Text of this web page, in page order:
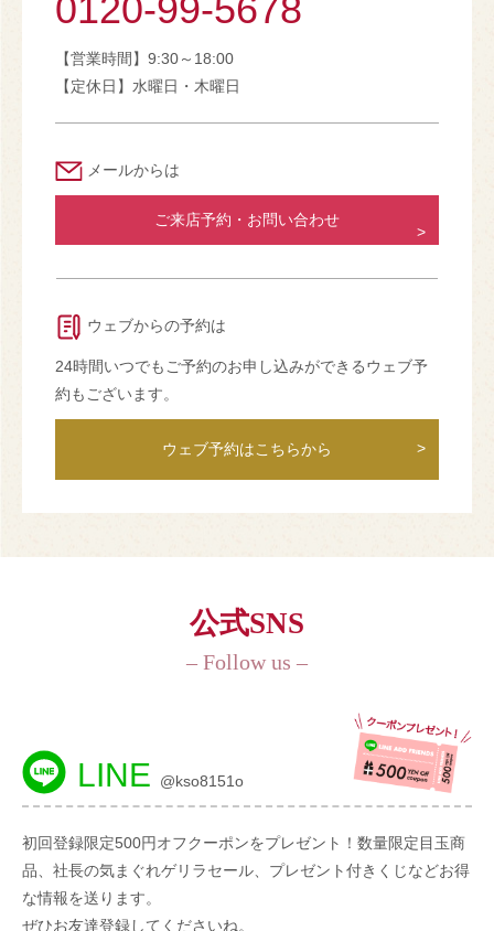
0120-99-5678
【営業時間】9:30～18:00
【定休日】水曜日・木曜日
メールからは
ご来店予約・お問い合わせ
ウェブからの予約は
24時間いつでもご予約のお申し込みができるウェブ予
約もございます。
ウェブ予約はこちらから
公式SNS
– Follow us –
LINE @kso8151o
初回登録限定500円オフクーポンをプレゼント！数量限定目玉商
品、社長の気まぐれゲリラセール、プレゼント付きくじなどお得
な情報を送ります。
ぜひお友達登録してくださいね。